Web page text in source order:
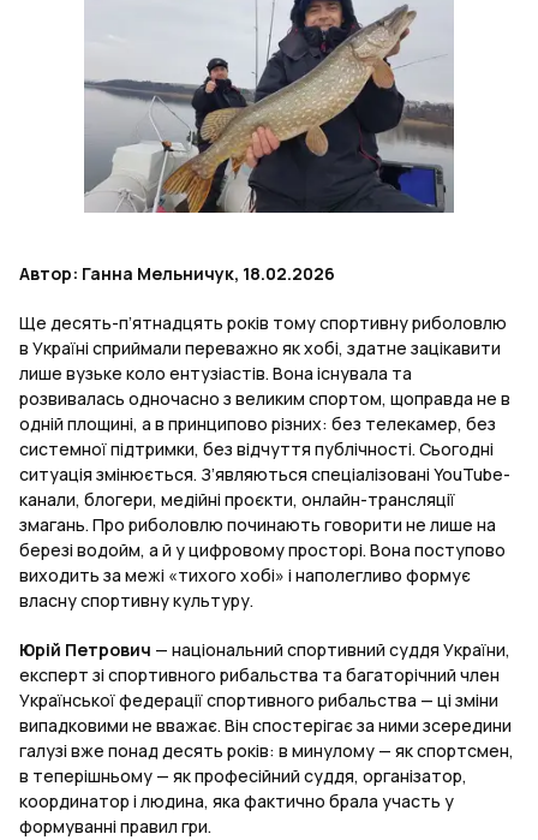
Автор: Ганна Мельничук, 18.02.2026
Ще десять-п’ятнадцять років тому спортивну риболовлю
в Україні сприймали переважно як хобі, здатне зацікавити
лише вузьке коло ентузіастів. Вона існувала та
розвивалась одночасно з великим спортом, щоправда не в
одній площині, а в принципово різних: без телекамер, без
системної підтримки, без відчуття публічності. Сьогодні
ситуація змінюється. З’являються спеціалізовані YouTube-
канали, блогери, медійні проєкти, онлайн-трансляції
змагань. Про риболовлю починають говорити не лише на
березі водойм, а й у цифровому просторі. Вона поступово
виходить за межі «тихого хобі» і наполегливо формує
власну спортивну культуру.
Юрій Петрович — національний спортивний суддя України,
експерт зі спортивного рибальства та багаторічний член
Української федерації спортивного рибальства — ці зміни
випадковими не вважає. Він спостерігає за ними зсередини
галузі вже понад десять років: в минулому — як спортсмен,
в теперішньому — як професійний суддя, організатор,
координатор і людина, яка фактично брала участь у
формуванні правил гри.